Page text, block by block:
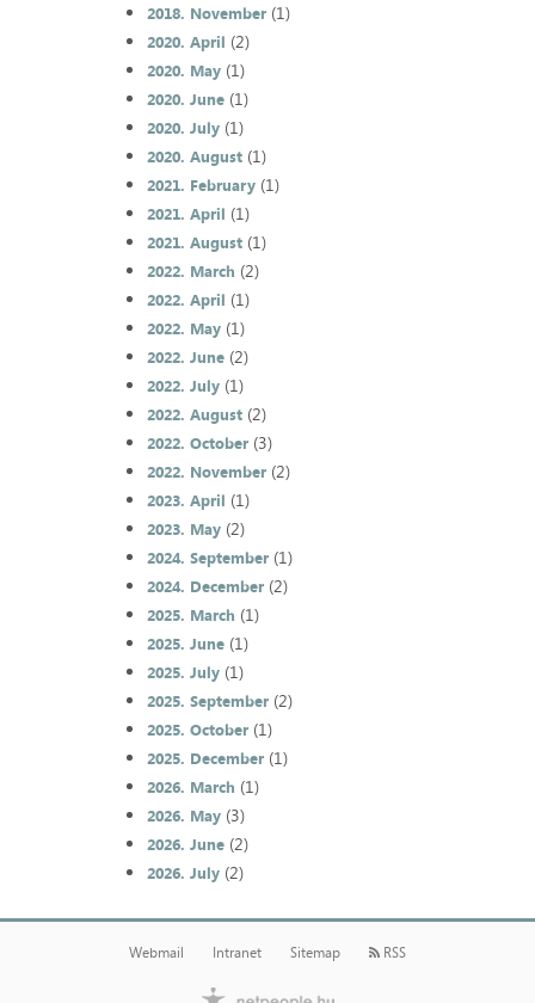
2018. November(1)
2020. April (2)
2020. May(1)
2020. June(1)
2020. July(1)
2020. August(1)
2021. February(1)
2021. April (1)
2021. August(1)
2022. March (2)
2022. April (1)
2022. May(1)
2022. June(2)
2022. July(1)
2022. August(2)
2022. October(3)
2022. November(2)
2023. April (1)
2023. May(2)
2024. September(1)
2024. December(2)
2025. March (1)
2025. June(1)
2025. July(1)
2025. September(2)
2025. October(1)
2025. December(1)
2026. March (1)
2026. May(3)
2026. June(2)
2026. July(2)
Webmail Intranet Sitemap RSS